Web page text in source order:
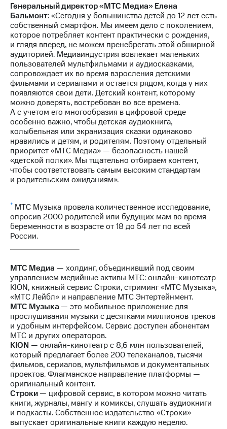
Генеральный директор «МТС Медиа» Елена
Бальмонт: «Сегодня у большинства детей до 12 лет есть
собственный смартфон. Мы имеем дело с поколением,
которое потребляет контент практически с рождения,
и глядя вперед, не можем пренебрегать этой обширной
аудиторией. Медиаиндустрия вовлекает маленьких
пользователей мультфильмами и аудиосказками,
сопровождает их во время взросления детскими
фильмами и сериалами и остается рядом, когда у них
появляются свои дети. Детский контент, которому
можно доверять, востребован во все времена.
А с учетом его многообразия в цифровой среде
особенно важно, чтобы детская аудиокнига,
колыбельная или экранизация сказки одинаково
нравились и детям, и родителям. Поэтому отдельный
приоритет «МТС Медиа» — безопасность нашей
«детской полки». Мы тщательно отбираем контент,
чтобы соответствовать самым высоким стандартам
и родительским ожиданиям».
* МТС Музыка провела количественное исследование,
опросив 2000 родителей или будущих мам во время
беременности в возрасте от 18 до 54 лет по всей
России.
МТС Медиа — холдинг, объединивший под своим
управлением медийные активы МТС: онлайн-кинотеатр
KION, книжный сервис Строки, стриминг «МТС Музыка»,
«МТС Лейбл» и направление МТС Энтертейнмент.
МТС Музыка — это мобильное приложение для
прослушивания музыки с десятками миллионов треков
и удобным интерфейсом. Сервис доступен абонентам
МТС и других операторов.
KION — онлайн-кинотеатр с 8,6 млн пользователей,
который предлагает более 200 телеканалов, тысячи
фильмов, сериалов, мультфильмов и документальных
проектов. Флагманское направление платформы —
оригинальный контент.
Строки— цифровой сервис, в котором можно читать
книги, журналы, мангу и комиксы, слушать аудиокниги
и подкасты. Собственное издательство «Строки»
выпускает оригинальные книги каждую неделю.